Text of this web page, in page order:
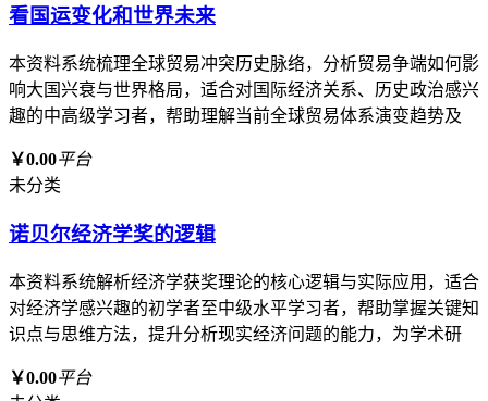
看国运变化和世界未来
本资料系统梳理全球贸易冲突历史脉络，分析贸易争端如何影
响大国兴衰与世界格局，适合对国际经济关系、历史政治感兴
趣的中高级学习者，帮助理解当前全球贸易体系演变趋势及
￥0.00平台
未分类
诺贝尔经济学奖的逻辑
本资料系统解析经济学获奖理论的核心逻辑与实际应用，适合
对经济学感兴趣的初学者至中级水平学习者，帮助掌握关键知
识点与思维方法，提升分析现实经济问题的能力，为学术研
￥0.00平台